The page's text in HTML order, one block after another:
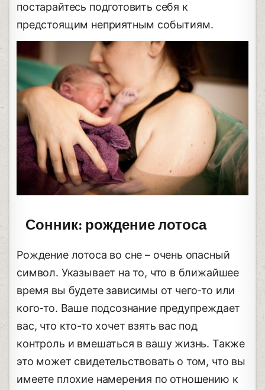
постарайтесь подготовить себя к
предстоящим неприятным событиям.
Сонник: рождение лотоса
Рождение лотоса во сне – очень опасный
символ. Указывает на то, что в ближайшее
время вы будете зависимы от чего-то или
кого-то. Ваше подсознание предупреждает
вас, что кто-то хочет взять вас под
контроль и вмешаться в вашу жизнь. Также
это может свидетельствовать о том, что вы
имеете плохие намерения по отношению к